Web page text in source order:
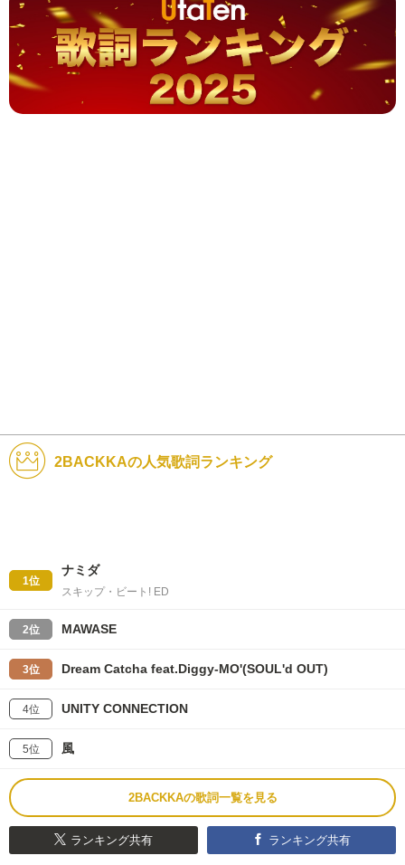
2BACKKAの人気歌詞ランキング
1位
ナミダ
スキップ・ビート! ED
2位 MAWASE
3位 Dream Catcha feat.Diggy-MO'(SOUL'd OUT)
4位 UNITY CONNECTION
5位 風
2BACKKAの歌詞一覧を見る
ランキング共有 ランキング共有